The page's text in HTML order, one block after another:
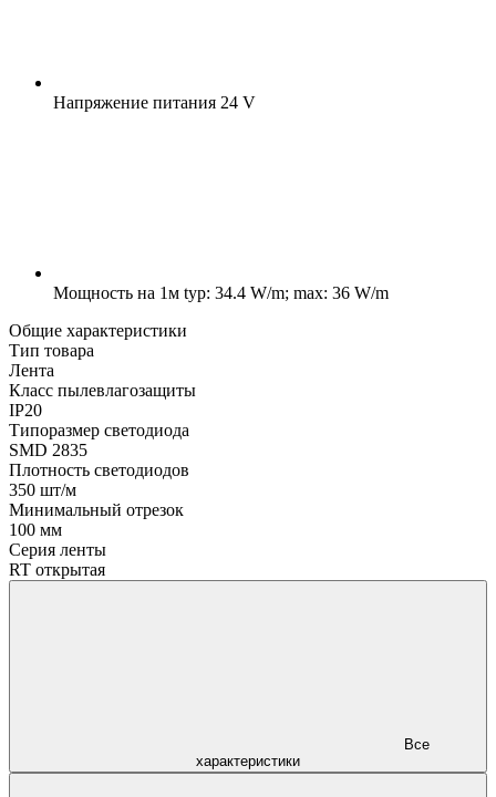
Напряжение питания 24 V
Мощность на 1м typ: 34.4 W/m; max: 36 W/m
Общие характеристики
Тип товара
Лента
Класс пылевлагозащиты
IP20
Типоразмер светодиода
SMD 2835
Плотность светодиодов
350 шт/м
Минимальный отрезок
100 мм
Серия ленты
RT открытая
характеристики